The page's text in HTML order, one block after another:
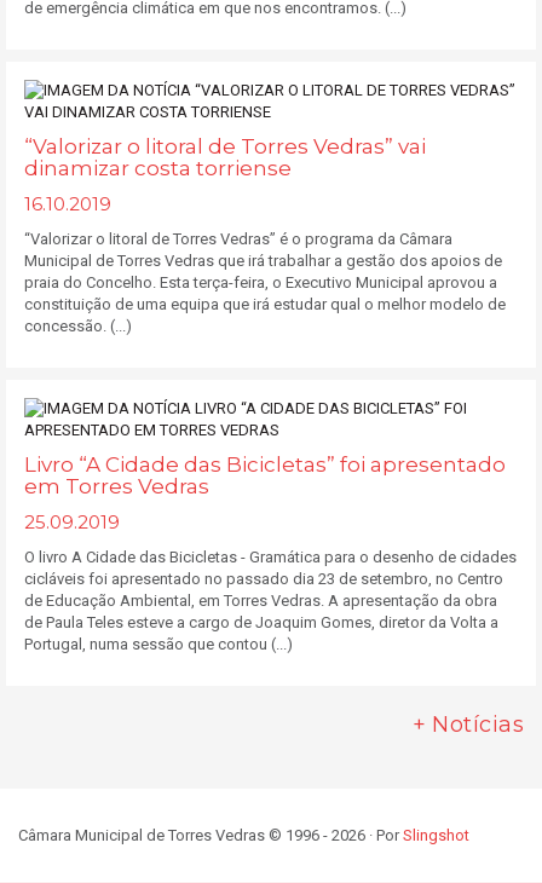
de emergência climática em que nos encontramos. (...)
“Valorizar o litoral de Torres Vedras” vai
dinamizar costa torriense
16.10.2019
“Valorizar o litoral de Torres Vedras” é o programa da Câmara
Municipal de Torres Vedras que irá trabalhar a gestão dos apoios de
praia do Concelho. Esta terça-feira, o Executivo Municipal aprovou a
constituição de uma equipa que irá estudar qual o melhor modelo de
concessão. (...)
Livro “A Cidade das Bicicletas” foi apresentado
em Torres Vedras
25.09.2019
O livro A Cidade das Bicicletas - Gramática para o desenho de cidades
cicláveis foi apresentado no passado dia 23 de setembro, no Centro
de Educação Ambiental, em Torres Vedras. A apresentação da obra
de Paula Teles esteve a cargo de Joaquim Gomes, diretor da Volta a
Portugal, numa sessão que contou (...)
+ Notícias
Câmara Municipal de Torres Vedras © 1996 - 2026 · PorSlingshot